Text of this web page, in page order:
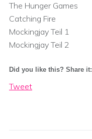
The Hunger Games
Catching Fire
Mockingjay Teil 1
Mockingjay Teil 2
Did you like this? Share it:
Tweet